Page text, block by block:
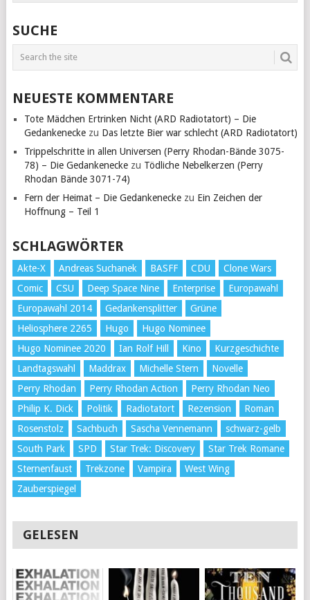
SUCHE
NEUESTE KOMMENTARE
Tote Mädchen Ertrinken Nicht (ARD Radiotatort) – Die
Gedankeneckezu Das letzte Bier war schlecht (ARD Radiotatort)
Trippelschritte in allen Universen (Perry Rhodan-Bände 3075-
78) – Die Gedankeneckezu Tödliche Nebelkerzen (Perry
Rhodan Bände 3071-74)
Fern der Heimat – Die Gedankeneckezu Ein Zeichen der
Hoffnung – Teil 1
SCHLAGWÖRTER
Akte-X Andreas Suchanek BASFF CDU
Clone Wars
Comic
CSU Deep Space Nine Enterprise
Europawahl
Europawahl 2014
Gedankensplitter
Grüne
Heliosphere 2265
Hugo
Hugo Nominee
Hugo Nominee 2020
Ian Rolf Hill Kino
Kurzgeschichte
Landtagswahl
Maddrax Michelle Stern
Novelle
Perry Rhodan
Perry Rhodan Action
Perry Rhodan Neo
Philip K. Dick
Politik Radiotatort Rezension
Roman
Rosenstolz
Sachbuch Sascha Vennemann
schwarz-gelb
South Park
SPD Star Trek: Discovery
Star Trek Romane
Sternenfaust
Trekzone Vampira
West Wing
Zauberspiegel
GELESEN